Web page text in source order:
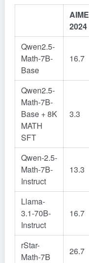
AIME
2024
Qwen2.5-
Math-7B-
Base
16.7
Qwen2.5-
Math-7B-
Base + 8K
MATH
SFT
3.3
Qwen-2.5-
Math-7B-
Instruct
13.3
Llama-
3.1-70B-
Instruct
16.7
rStar-
Math-7B
26.7